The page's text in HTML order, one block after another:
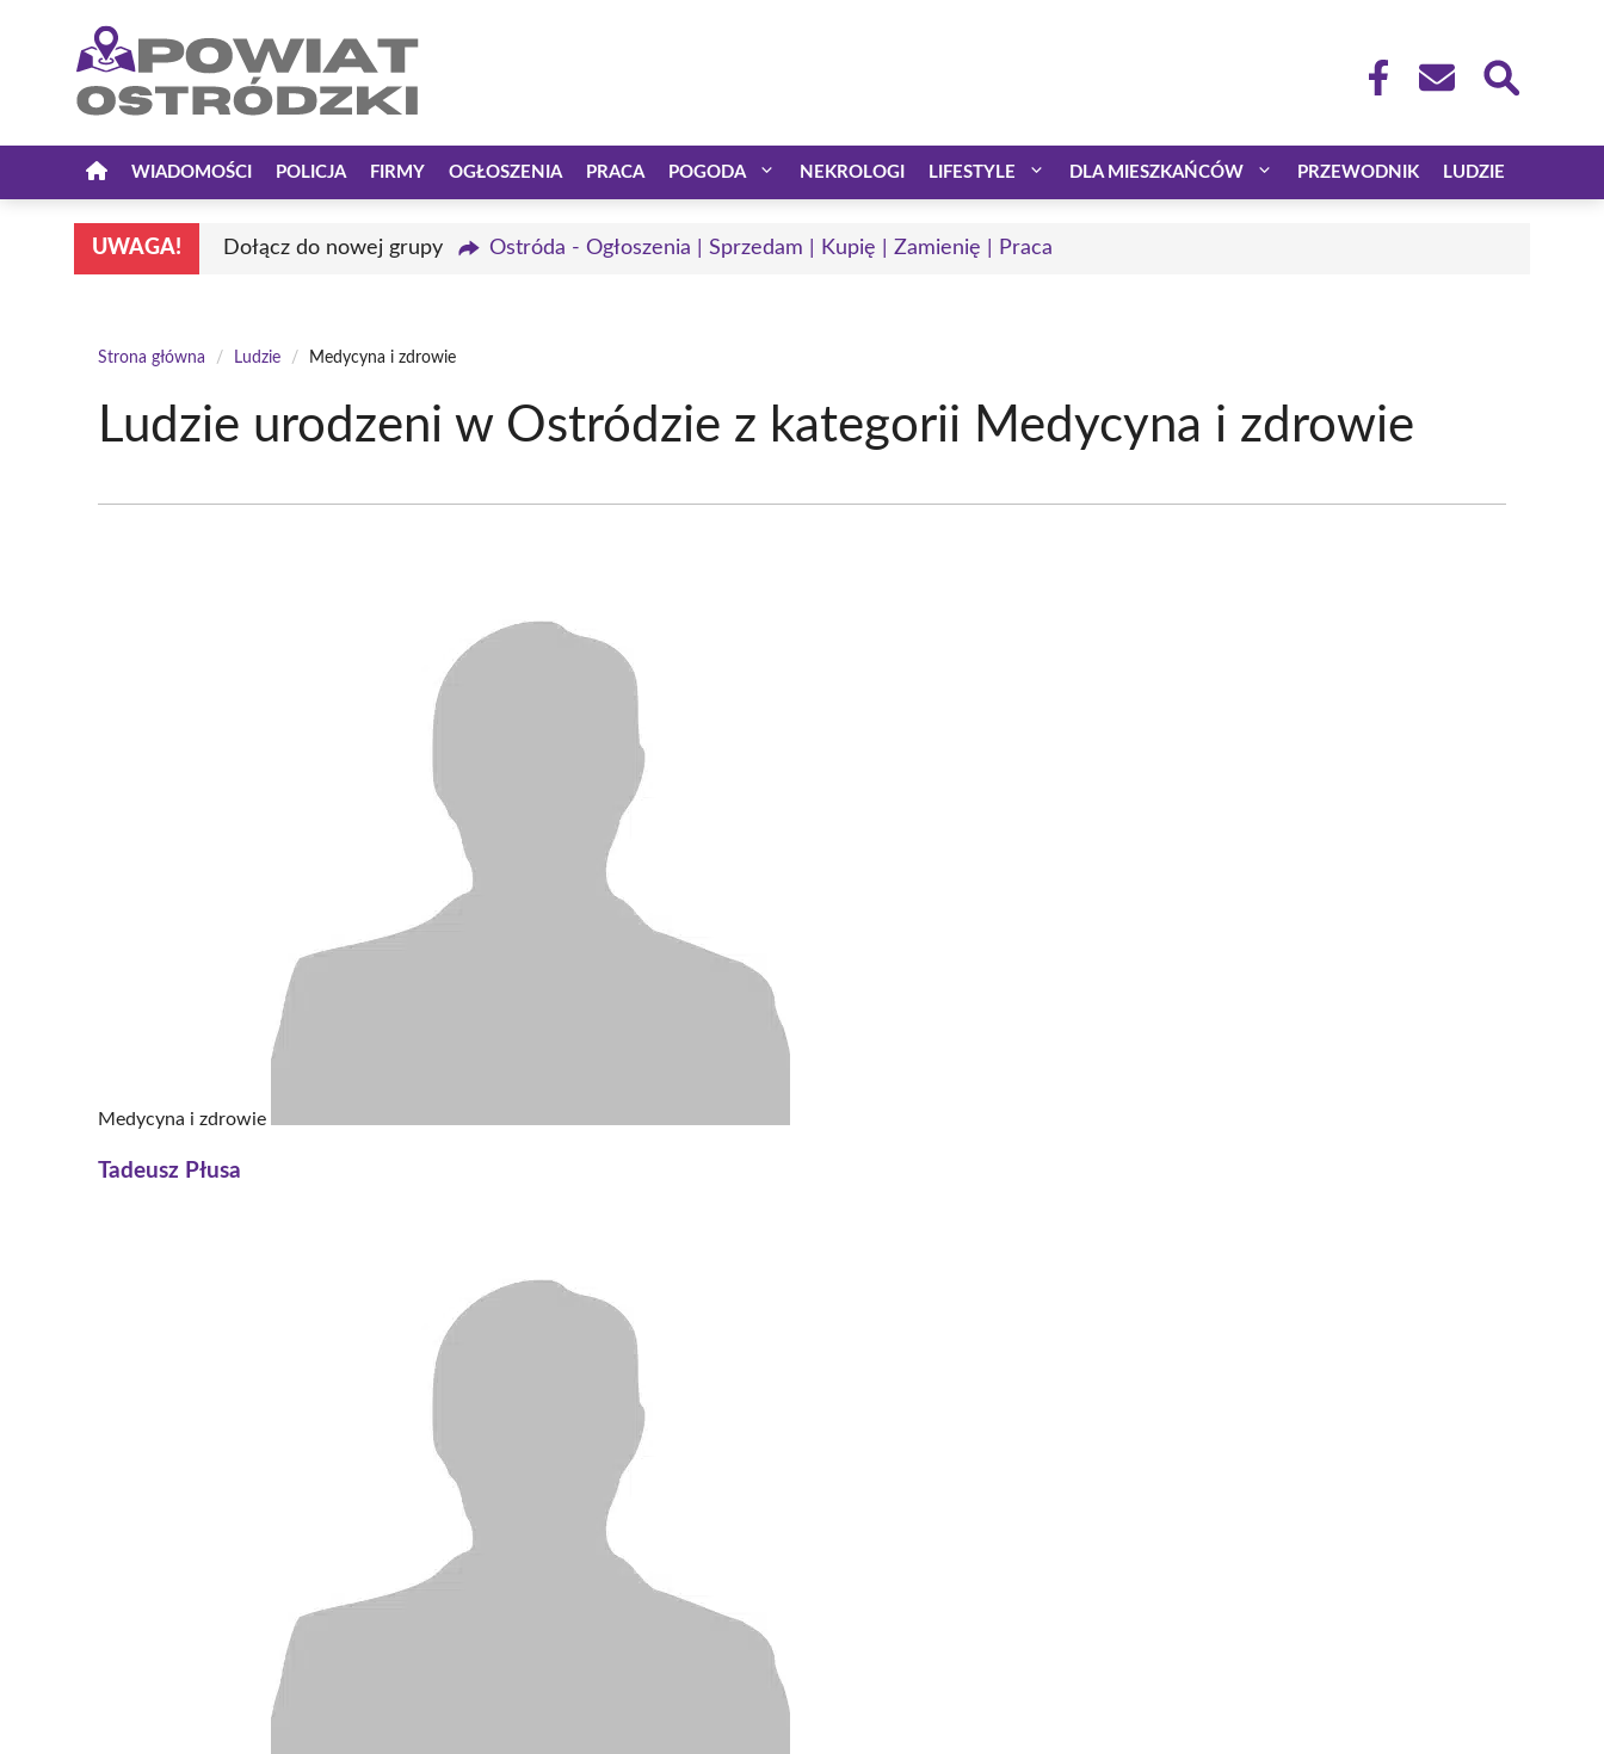
WIADOMOŚCI POLICJA FIRMY OGŁOSZENIA PRACA POGODA NEKROLOGI LIFESTYLE DLA MIESZKAŃCÓW PRZEWODNIK LUDZIE
UWAGA! Dołącz do nowej grupy Ostróda - Ogłoszenia | Sprzedam | Kupię | Zamienię | Praca
Strona główna / Ludzie / Medycyna i zdrowie
Ludzie urodzeni w Ostródzie z kategorii Medycyna i zdrowie
Medycyna i zdrowie
Tadeusz Płusa